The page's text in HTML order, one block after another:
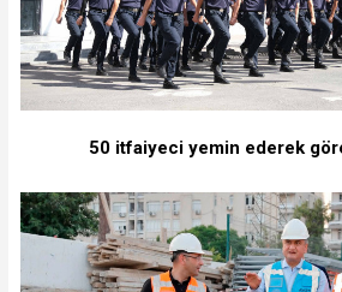
50 itfaiyeci yemin ederek